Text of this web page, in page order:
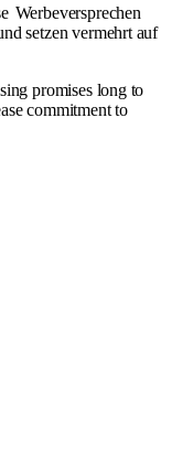
Werbeversprechen
setzen vermehrt auf
promises long to
commitment to